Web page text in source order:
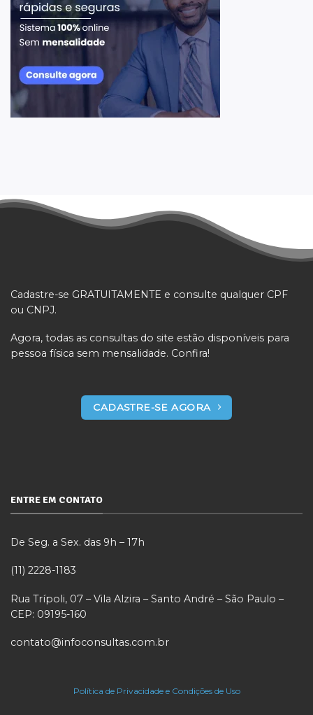
Cadastre-se GRATUITAMENTE e consulte qualquer CPF
ou CNPJ.
Agora, todas as consultas do site estão disponíveis para
pessoa física sem mensalidade. Confira!
CADASTRE-SE AGORA
ENTRE EM CONTATO
De Seg. a Sex. das 9h – 17h
(11) 2228-1183
Rua Trípoli, 07 – Vila Alzira – Santo André – São Paulo –
CEP: 09195-160
contato@infoconsultas.com.br
Política de Privacidade e Condições de Uso